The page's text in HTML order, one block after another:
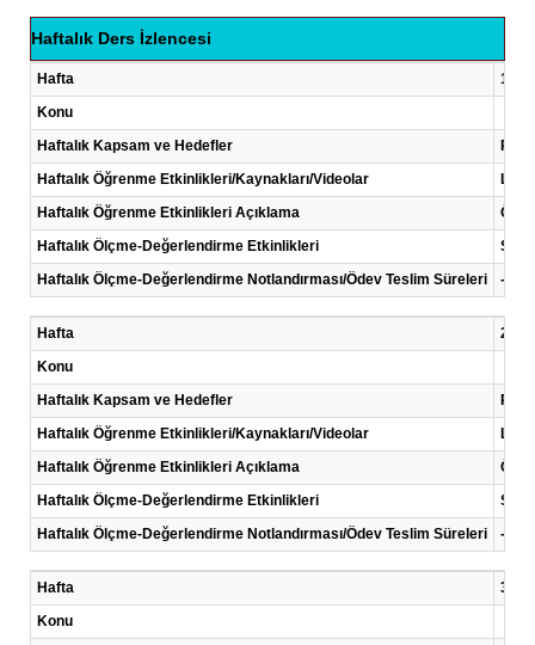
Haftalık Ders İzlencesi
Hafta
1
Konu
Haftalık Kapsam ve Hedefler
Haftalık Öğrenme Etkinlikleri/Kaynakları/Videolar
Haftalık Öğrenme Etkinlikleri Açıklama
Haftalık Ölçme-Değerlendirme Etkinlikleri
Haftalık Ölçme-Değerlendirme Notlandırması/Ödev Teslim Süreleri
-
Hafta
2
Konu
Haftalık Kapsam ve Hedefler
Haftalık Öğrenme Etkinlikleri/Kaynakları/Videolar
Haftalık Öğrenme Etkinlikleri Açıklama
Haftalık Ölçme-Değerlendirme Etkinlikleri
Haftalık Ölçme-Değerlendirme Notlandırması/Ödev Teslim Süreleri
-
Hafta
3
Konu